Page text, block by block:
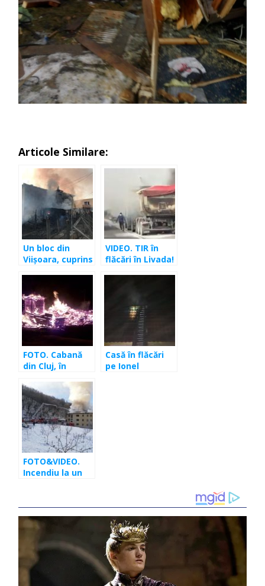
Articole Similare:
Un bloc din
Viişoara, cuprins
VIDEO. TIR în
flăcări în Livada!
incendiul
FOTO. Cabană
din Cluj, în
intervenit
pompierii de
urgență
Casă în flăcări
pe Ionel
FOTO&VIDEO.
Incendiu la un
cuprins de
flăcări